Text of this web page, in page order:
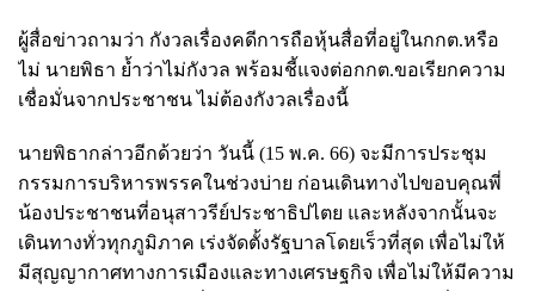
ผู้สื่อข่าวถามว่า กังวลเรื่องคดีการถือหุ้นสื่อที่อยู่ในกกต.หรือ
ไม่ นายพิธา ย้ำว่าไม่กังวล พร้อมชี้แจงต่อกกต.ขอเรียกความ
เชื่อมั่นจากประชาชน ไม่ต้องกังวลเรื่องนี้
นายพิธากล่าวอีกด้วยว่า วันนี้ (15 พ.ค. 66) จะมีการประชุม
กรรมการบริหารพรรคในช่วงบ่าย ก่อนเดินทางไปขอบคุณพี่
น้องประชาชนที่อนุสาวรีย์ประชาธิปไตย และหลังจากนั้นจะ
เดินทางทั่วทุกภูมิภาค เร่งจัดตั้งรัฐบาลโดยเร็วที่สุด เพื่อไม่ให้
มีสุญญากาศทางการเมืองและทางเศรษฐกิจ เพื่อไม่ให้มีความ